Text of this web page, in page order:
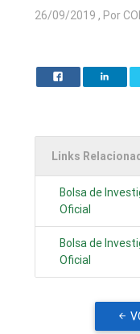
26/09/2019 , Por
Links
Bolsa de
Oficial
Bolsa de
Oficial